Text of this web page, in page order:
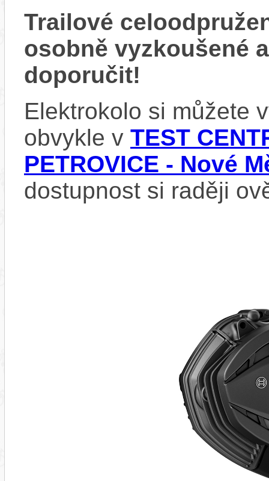
Trailové
osobně vyzkoušené
doporučit!
Elektrokolo si můžete
obvykle v TEST
PETROVICE - Nové
dostupnost si raději